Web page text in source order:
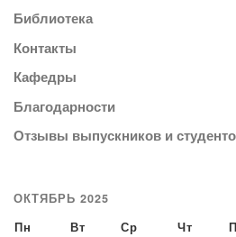
Библиотека
Контакты
Кафедры
Благодарности
Отзывы выпускников и
ОКТЯБРЬ 2025
Пн Вт Ср Чт